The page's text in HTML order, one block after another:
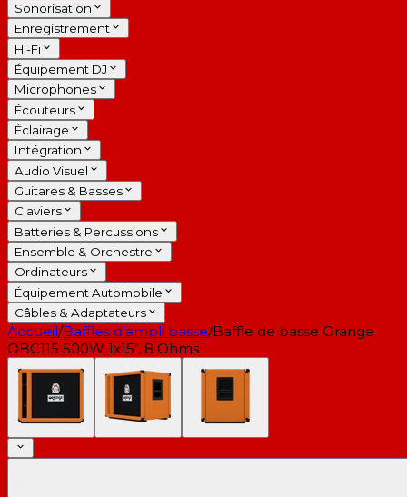
Sonorisation
Enregistrement
Hi-Fi
Équipement DJ
Microphones
Écouteurs
Éclairage
Intégration
Audio Visuel
Guitares & Basses
Claviers
Batteries & Percussions
Ensemble & Orchestre
Ordinateurs
Équipement Automobile
Câbles & Adaptateurs
Accueil/Baffles d'ampli basse/Baffle de basse Orange
OBC115 500W 1x15", 8 Ohms